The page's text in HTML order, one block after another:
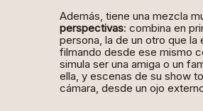
Además, tiene una mezcla
perspectivas: combina en
persona, la de un otro que la
filmando desde ese mismo
simula ser una amiga o un
ella, y escenas de su show
cámara, desde un ojo